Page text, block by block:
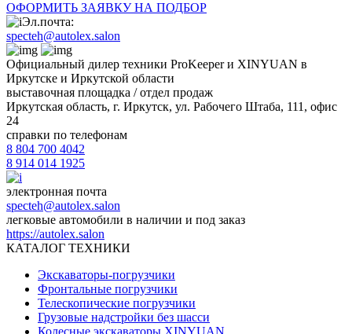
ОФОРМИТЬ ЗАЯВКУ НА ПОДБОР
Эл.почта:
specteh@autolex.salon
Официальный дилер техники ProKeeper и XINYUAN в
Иркутске и Иркутской области
выставочная площадка / отдел продаж
Иркутская область, г. Иркутск, ул. Рабочего Штаба, 111, офис
24
справки по телефонам
8 804 700 4042
8 914 014 1925
электронная почта
specteh@autolex.salon
легковые автомобили в наличии и под заказ
https://autolex.salon
КАТАЛОГ ТЕХНИКИ
Экскаваторы-погрузчики
Фронтальные погрузчики
Телескопические погрузчики
Грузовые надстройки без шасси